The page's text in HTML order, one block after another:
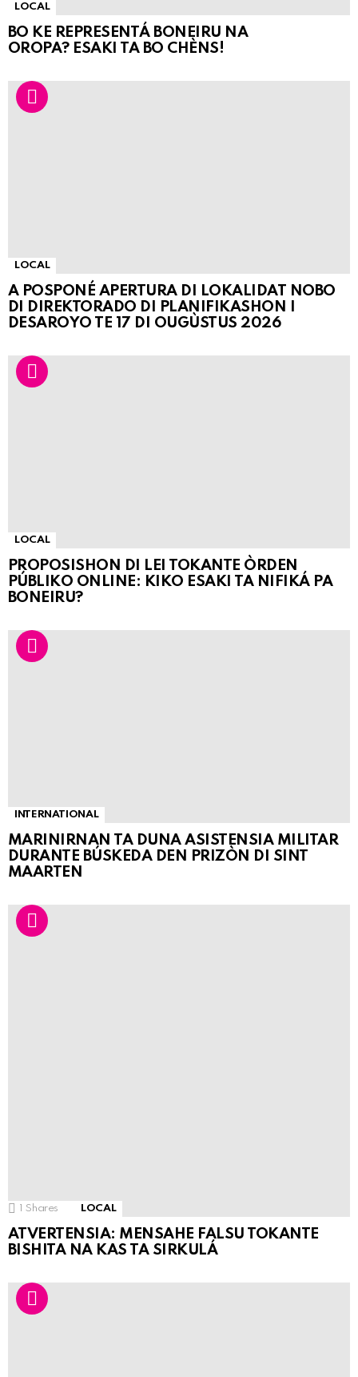
LOCAL
BO KE REPRESENTÁ BONEIRU NA
OROPA? ESAKI TA BO CHÈNS!
LOCAL
A POSPONÉ APERTURA DI LOKALIDAT NOBO
DI DIREKTORADO DI PLANIFIKASHON I
DESAROYO TE 17 DI OUGÙSTUS 2026
LOCAL
PROPOSISHON DI LEI TOKANTE ÒRDEN
PÚBLIKO ONLINE: KIKO ESAKI TA NIFIKÁ PA
BONEIRU?
INTERNATIONAL
MARINIRNAN TA DUNA ASISTENSIA MILITAR
DURANTE BÚSKEDA DEN PRIZÒN DI SINT
MAARTEN
1 Shares LOCAL
ATVERTENSIA: MENSAHE FALSU TOKANTE
BISHITA NA KAS TA SIRKULÁ